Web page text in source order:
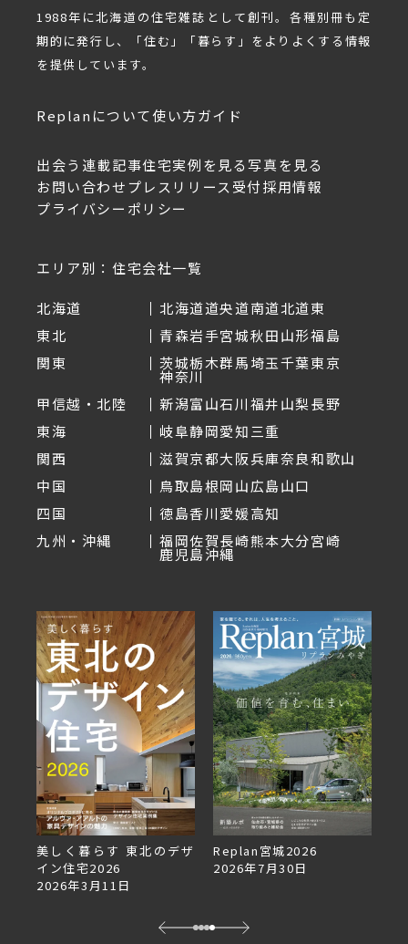
1988年に北海道の住宅雑誌として創刊。各種別冊も定
期的に発行し、「住む」「暮らす」をよりよくする情報
を提供しています。
Replanについて使い方ガイド
出会う 連載記事住宅実例を見る写真を見る
お問い合わせ プレスリリース受付採用情報
プライバシーポリシー
エリア別：住宅会社一覧
北海道 北海道道央道南道北道東
東北
青森岩手宮城秋田山形福島
関東
茨城栃木群馬埼玉千葉東京
神奈川
甲信越・北陸
新潟富山石川福井山梨長野
東海
岐阜静岡愛知三重
関西
滋賀京都大阪兵庫奈良和歌山
中国
鳥取島根岡山広島山口
四国
徳島香川愛媛高知
九州・沖縄
福岡佐賀長崎熊本大分宮崎
鹿児島沖縄
美しく暮らす 東北のデザ
イン住宅2026
2026年3月11日
Replan宮城2026
2026年7月30日